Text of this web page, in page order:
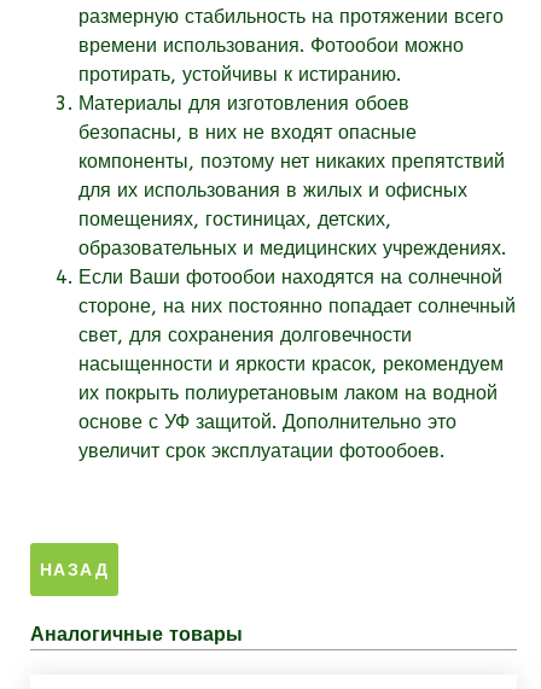
размерную стабильность на протяжении всего
времени использования. Фотообои можно
протирать, устойчивы к истиранию.
Материалы для изготовления обоев
безопасны, в них не входят опасные
компоненты, поэтому нет никаких препятствий
для их использования в жилых и офисных
помещениях, гостиницах, детских,
образовательных и медицинских учреждениях.
Если Ваши фотообои находятся на солнечной
стороне, на них постоянно попадает солнечный
свет, для сохранения долговечности
насыщенности и яркости красок, рекомендуем
их покрыть полиуретановым лаком на водной
основе с УФ защитой. Дополнительно это
увеличит срок эксплуатации фотообоев.
Аналогичные товары